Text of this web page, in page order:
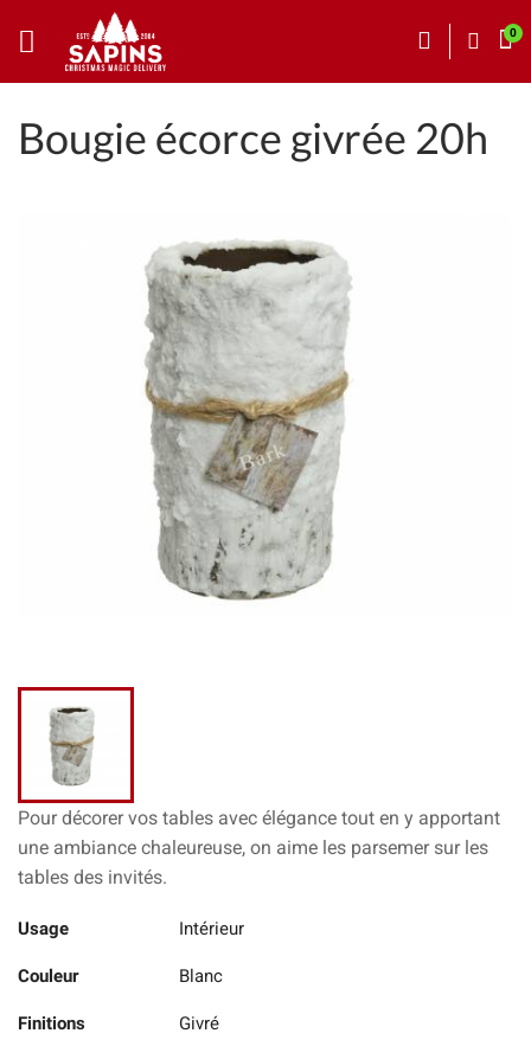
Bougie écorce givrée 20h
Pour décorer vos tables avec élégance tout en y apportant
une ambiance chaleureuse, on aime les parsemer sur les
tables des invités.
Usage Intérieur
Couleur Blanc
Finitions Givré